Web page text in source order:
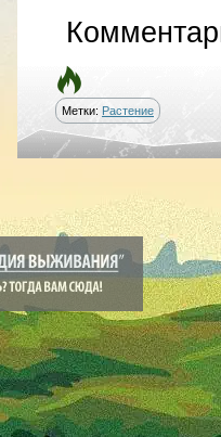
Метки: Растение